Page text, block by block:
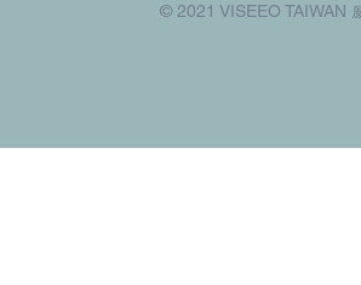
© 2021 VISEEO TAIWAN